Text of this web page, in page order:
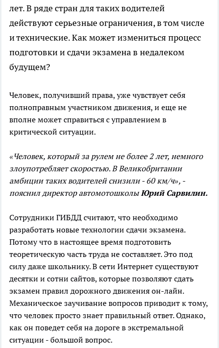
лет. В ряде стран для таких водителей
действуют серьезные ограничения, в том числе
и технические. Как может измениться процесс
подготовки и сдачи экзамена в недалеком
будущем?
Человек, получивший права, уже чувствует себя
полноправным участником движения, и еще не
вполне может справиться с управлением в
критической ситуации.
«Человек, который за рулем не более 2 лет, немного
злоупотребляет скоростью. В Великобритании
амбиции таких водителей снизили - 60 км/ч», -
пояснил директор автомотошколыЮрий Сарвилин.
Сотрудники ГИБДД считают, что необходимо
разработать новые технологии сдачи экзамена.
Потому что в настоящее время подготовить
теоретическую часть труда не составляет. Это под
силу даже школьнику. В сети Интернет существуют
десятки и сотни сайтов, которые позволяют сдать
экзамен правил дорожного движения он-лайн.
Механическое заучивание вопросов приводит к тому,
что человек просто знает правильный ответ. Однако,
как он поведет себя на дороге в экстремальной
ситуации - большой вопрос.